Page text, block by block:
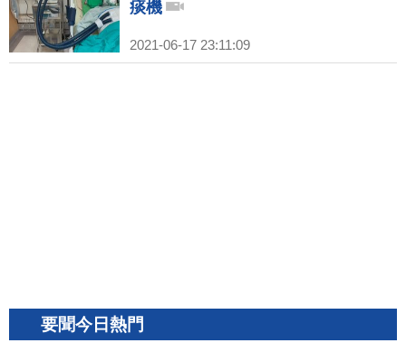
痰機
2021-06-17 23:11:09
要聞今日熱門